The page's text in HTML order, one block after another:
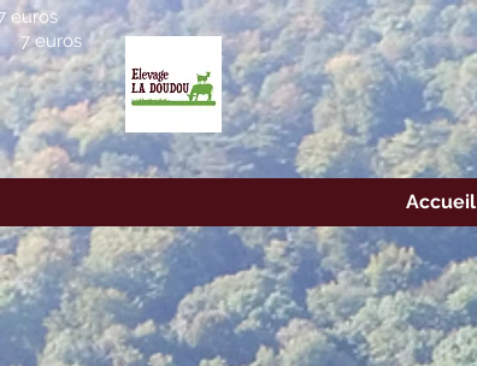
euros
7 euros
Accueil